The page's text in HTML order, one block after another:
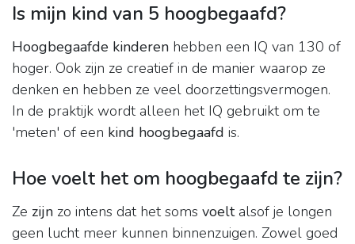
Is mijn kind van 5 hoogbegaafd?
Hoogbegaafde kinderen hebben een IQ van 130 of
hoger. Ook zijn ze creatief in de manier waarop ze
denken en hebben ze veel doorzettingsvermogen.
In de praktijk wordt alleen het IQ gebruikt om te
'meten' of een kind hoogbegaafd is.
Hoe voelt het om hoogbegaafd te zijn?
Ze zijn zo intens dat het soms voeltalsof je longen
geen lucht meer kunnen binnenzuigen. Zowel goed